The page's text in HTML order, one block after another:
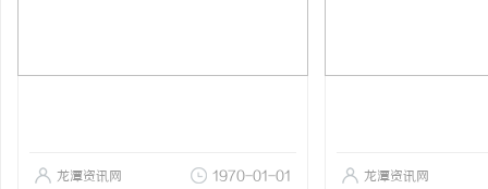
龙潭资讯网 1970-01-01 龙潭资讯网